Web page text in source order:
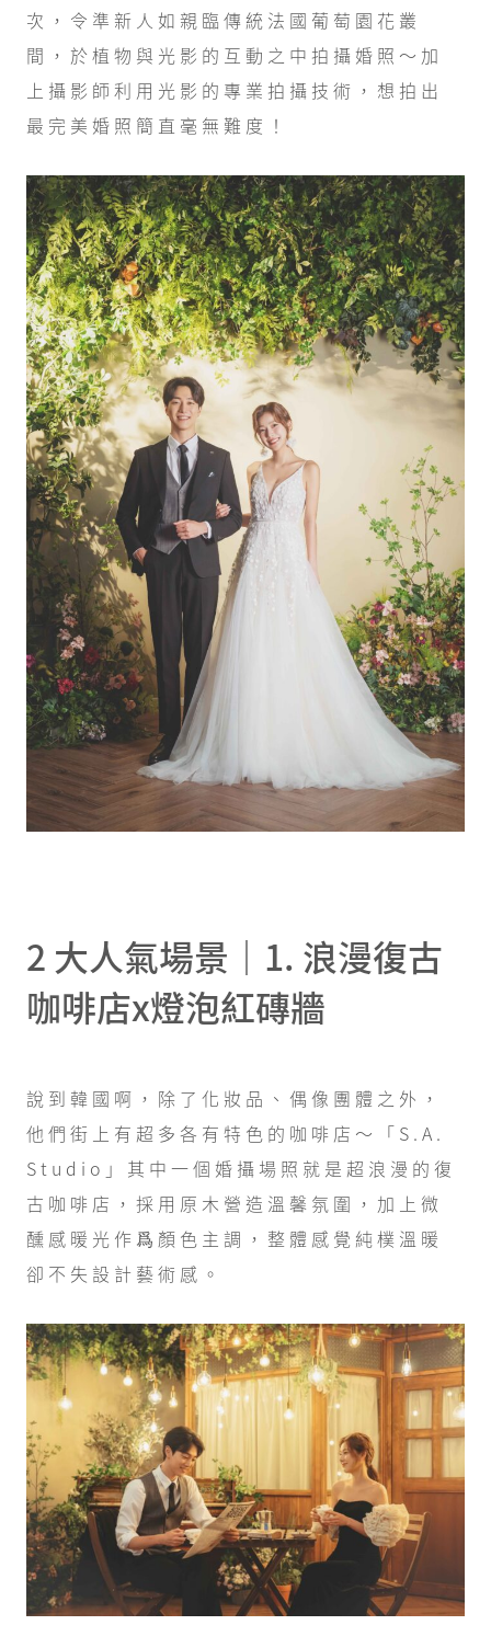
次，令準新人如親臨傳統法國葡萄園花叢
間，於植物與光影的互動之中拍攝婚照～加
上攝影師利用光影的專業拍攝技術，想拍出
最完美婚照簡直毫無難度！
2 大人氣場景｜1. 浪漫復古
咖啡店x燈泡紅磚牆
說到韓國啊，除了化妝品、偶像團體之外，
他們街上有超多各有特色的咖啡店～「S.A.
Studio」其中一個婚攝場照就是超浪漫的復
古咖啡店，採用原木營造溫馨氛圍，加上微
醺感暖光作爲顏色主調，整體感覺純樸溫暖
卻不失設計藝術感。